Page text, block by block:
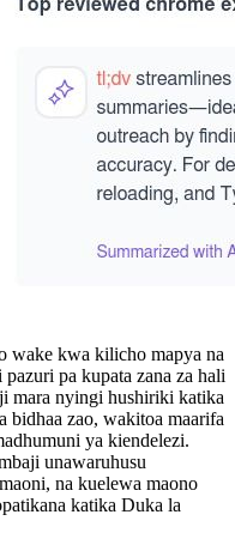
wake kwa kilicho mapya na
pa kupata zana za hali
mara nyingi hushiriki katika
bidhaa zao, wakitoa maarifa
ya kiendelezi.
unawaruhusu
na kuelewa maono
katika Duka la